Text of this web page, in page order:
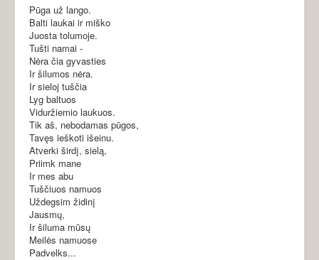
Poezija
Audio knygos
Apie mane
Pūga už lango.
Balti laukai ir miško
Juosta tolumoje.
Tušti namai -
Nėra čia gyvasties
Ir šilumos nėra.
Ir sieloj tuščia
Lyg baltuos
Viduržiemio laukuos.
Tik aš, nebodamas pūgos,
Tavęs ieškoti išeinu.
Atverki širdį, sielą,
Priimk mane
Ir mes abu
Tuščiuos namuos
Uždegsim židinį
Jausmų,
Ir šiluma mūsų
Meilės namuose
Padvelks...